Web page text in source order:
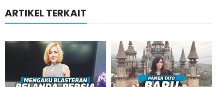
ARTIKEL TERKAIT